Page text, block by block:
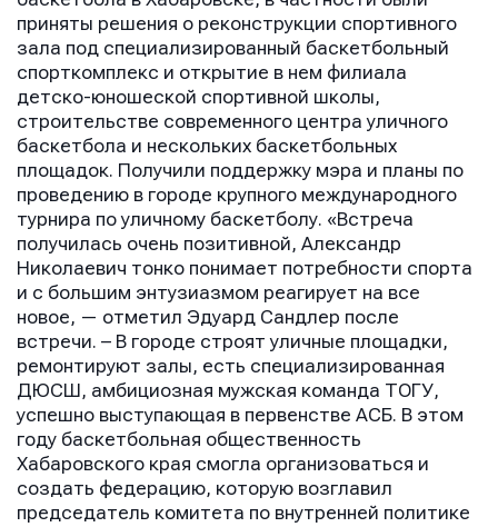
приняты решения о реконструкции спортивного
зала под специализированный баскетбольный
спорткомплекс и открытие в нем филиала
детско-юношеской спортивной школы,
строительстве современного центра уличного
баскетбола и нескольких баскетбольных
площадок. Получили поддержку мэра и планы по
проведению в городе крупного международного
турнира по уличному баскетболу. «Встреча
получилась очень позитивной, Александр
Николаевич тонко понимает потребности спорта
и с большим энтузиазмом реагирует на все
новое, — отметил Эдуард Сандлер после
встречи. – В городе строят уличные площадки,
ремонтируют залы, есть специализированная
ДЮСШ, амбициозная мужская команда ТОГУ,
успешно выступающая в первенстве АСБ. В этом
году баскетбольная общественность
Хабаровского края смогла организоваться и
создать федерацию, которую возглавил
председатель комитета по внутренней политике